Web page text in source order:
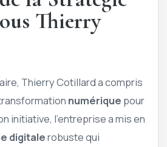
Thierry
Thierry Cotillard a compris
numérique pour
initiative, l’entreprise a mis en
digitalerobuste qui